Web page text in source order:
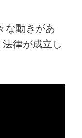
な動きがあ
律が成立し